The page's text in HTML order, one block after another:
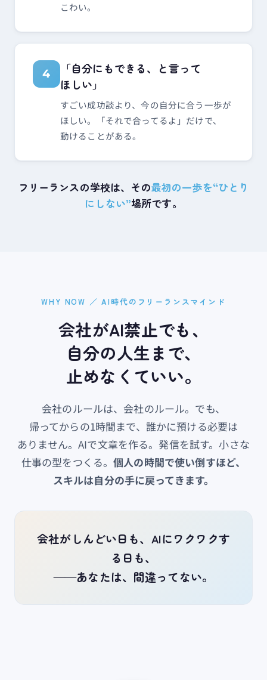
こわい。
4
「自分にも​できる、と​言って​
ほしい」
すごい成功談より、​今の​自分に​合う​一歩が​
ほしい。​「それで​合ってるよ」だけで、​
動ける​ことがある。
フリーランスの学校は、その最初の一歩を“ひとり
にしない”場所です。
WHY NOW ／ AI時代のフリーランスマインド
会社が​AI禁止でも、
自分の​人生まで、​
止めなくていい。
会社の​ルールは、​会社の​ルール。​でも、​
帰ってからの​1時間まで、​誰かに​預ける​必要は​
ありません。​AIで​文章を​作る。​発信を​試す。​小さな​
仕事の​型を​つくる。​個人の​時間で​使い倒すほど、​
スキルは​自分の​手に​戻ってきます。
会社がしんどい日も、AIにワクワクす
る日も、
——あなたは、間違ってない。